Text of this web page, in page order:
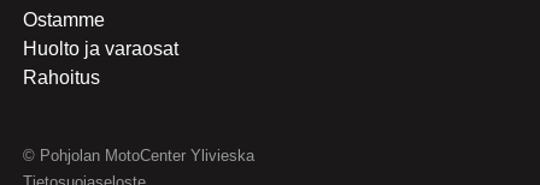
Ostamme
Huolto ja varaosat
Rahoitus
© Pohjolan MotoCenter Ylivieska